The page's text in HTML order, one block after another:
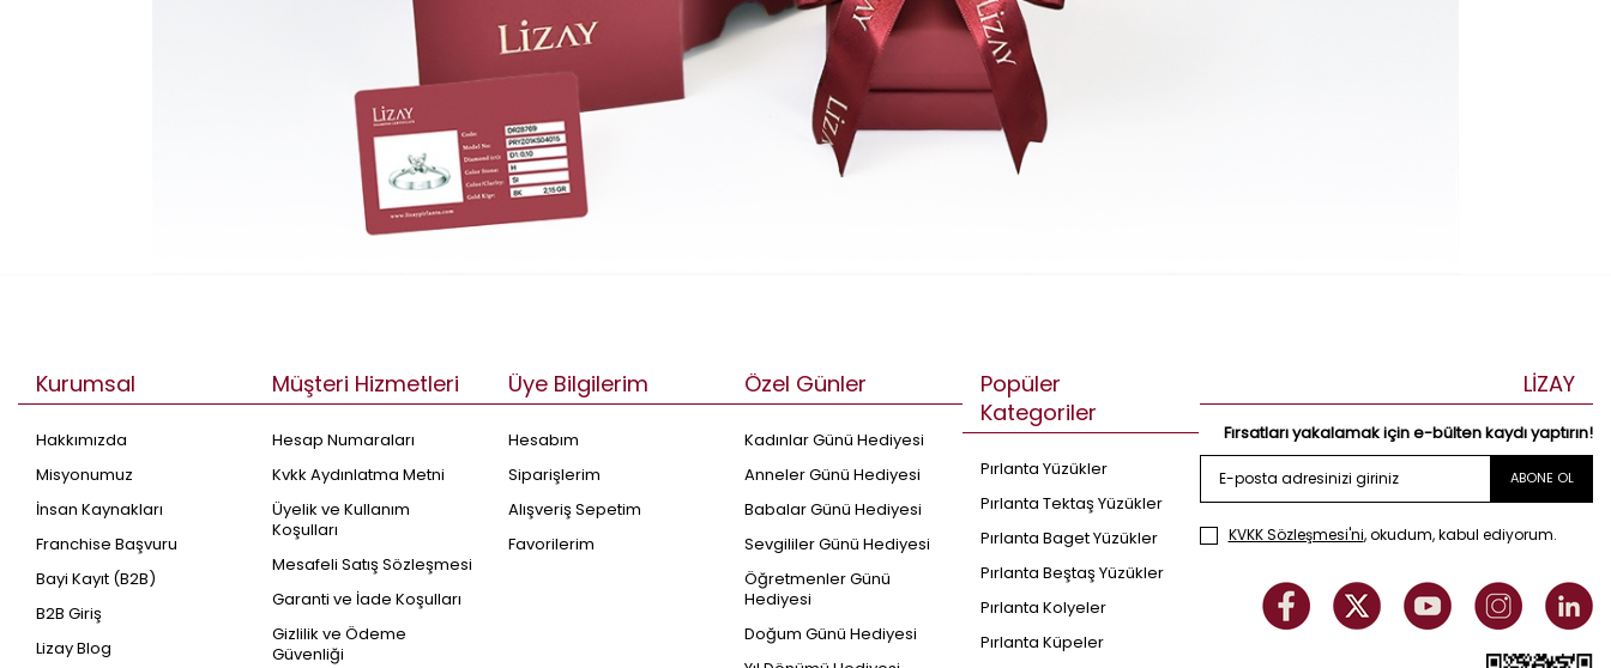
Kurumsal
Hakkımızda
Misyonumuz
İnsan Kaynakları
Franchise Başvuru
Bayi Kayıt (B2B)
B2B Giriş
Lizay Blog
Müşteri Hizmetleri
Hesap Numaraları
Kvkk Aydınlatma Metni
Üyelik ve Kullanım
Koşulları
Mesafeli Satış Sözleşmesi
Garanti ve İade Koşulları
Gizlilik ve Ödeme
Güvenliği
Üye Bilgilerim
Hesabım
Siparişlerim
Alışveriş Sepetim
Favorilerim
Özel Günler
Kadınlar Günü Hediyesi
Anneler Günü Hediyesi
Babalar Günü Hediyesi
Sevgililer Günü Hediyesi
Öğretmenler Günü
Hediyesi
Doğum Günü Hediyesi
Popüler
Kategoriler
Pırlanta Yüzükler
Pırlanta Tektaş Yüzükler
Pırlanta Baget Yüzükler
Pırlanta Beştaş Yüzükler
Pırlanta Kolyeler
Pırlanta Küpeler
LİZAY
Fırsatları yakalamak için e-bülten kaydı yaptırın!
ABONE OL
KVKK Sözleşmesi'ni, okudum, kabul ediyorum.